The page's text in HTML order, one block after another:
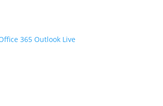
365 Outlook Live